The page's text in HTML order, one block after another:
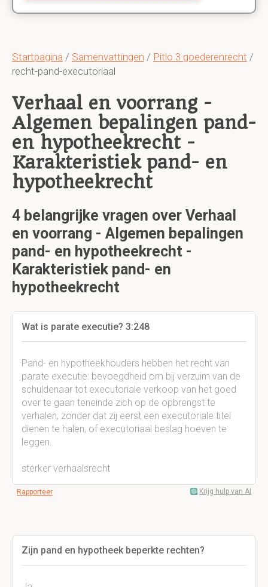
Startpagina / Samenvattingen / Pitlo 3 goederenrecht /
recht-pand-executoriaal
Verhaal en voorrang -
Algemen bepalingen pand-
en hypotheekrecht -
Karakteristiek pand- en
hypotheekrecht
4 belangrijke vragen over Verhaal
en voorrang - Algemen bepalingen
pand- en hypotheekrecht -
Karakteristiek pand- en
hypotheekrecht
Wat is parate executie? 3:248
Pand- en hypotheekhouders hebben het recht van
parate executie: bevoegdheid om bij verzuim van de
schuldenaar tot executoriale verkoop van het goed
over te gaan teneinde zich op de opbrengst te
verhalen, zonder dat zij eerst een executoriale titel
dienen te halen, of executoriaal beslag hoeven te
leggen.
sterker verhaalsrecht
Rapporteer Krijg hulp van AI
Zijn pand en hypotheek beperkte rechten?